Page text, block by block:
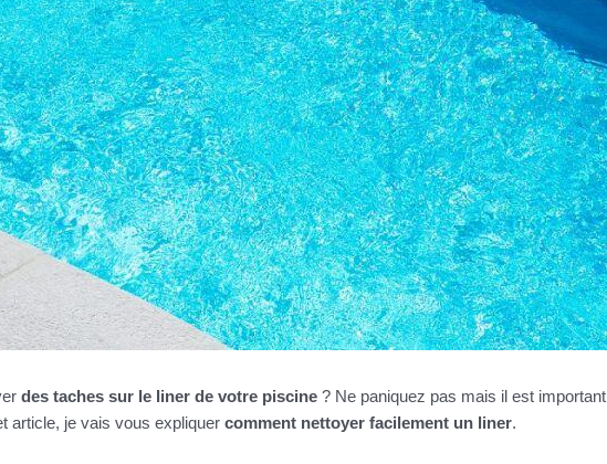
des taches sur le liner de votre piscine ? Ne paniquez pas mais il est important
article, je vais vous expliquer comment nettoyer facilement un liner.